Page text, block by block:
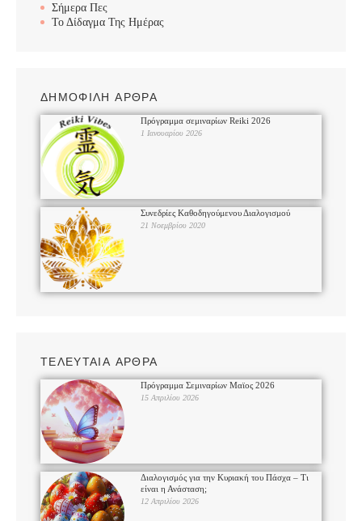
Σήμερα Πες
Το Δίδαγμα Της Ημέρας
ΔΗΜΟΦΙΛΗ ΑΡΘΡΑ
Πρόγραμμα σεμιναρίων Reiki 2026
1 Ιανουαρίου 2026
Συνεδρίες Καθοδηγούμενου Διαλογισμού
21 Νοεμβρίου 2020
ΤΕΛΕΥΤΑΙΑ ΑΡΘΡΑ
Πρόγραμμα Σεμιναρίων Μαϊος 2026
15 Απριλίου 2026
Διαλογισμός για την Κυριακή του Πάσχα – Τι
είναι η Ανάσταση;
12 Απριλίου 2026